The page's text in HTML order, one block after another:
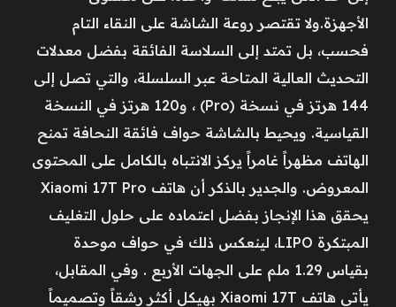
الأجهزة.ولا تقتصر روعة الشاشة على النقاء التام
فحسب، بل تمتد إلى السلاسة الفائقة بفضل معدلات
التحديث العالية المتاحة عبر السلسلة، والتي تصل إلى
144 هرتز في نسخة (Pro) ، و120 هرتز في النسخة
القياسية. ويحيط بالشاشة حواف فائقة النحافة تمنح
الهاتف مظهراً غامراً يركز الانتباه بالكامل على المحتوى
المعروض. والجدير بالذكر أن هاتف Xiaomi 17T Pro
يحقق هذا الإنجاز بفضل اعتماده على حلول التغليف
المبتكرة LIPO، لينعكس ذلك في حواف موحدة
بقياس 1.29 ملم على الجهات الأربع . وفي المقابل،
يأتي هاتف Xiaomi 17T بهيكل أكثر رشقاً وتصميماً